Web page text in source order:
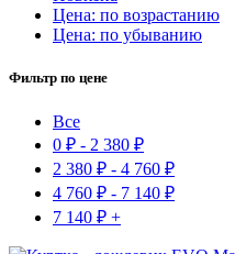
Цена: по возрастанию
Цена: по убыванию
Фильтр по цене
Все
0 ₽ - 2 380 ₽
2 380 ₽ - 4 760 ₽
4 760 ₽ - 7 140 ₽
7 140 ₽ +